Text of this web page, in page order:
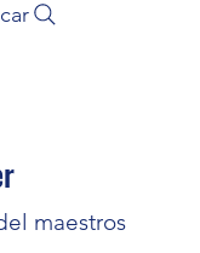
maestros